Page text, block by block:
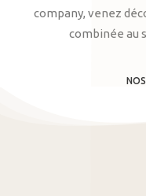
company, venez
combinée au